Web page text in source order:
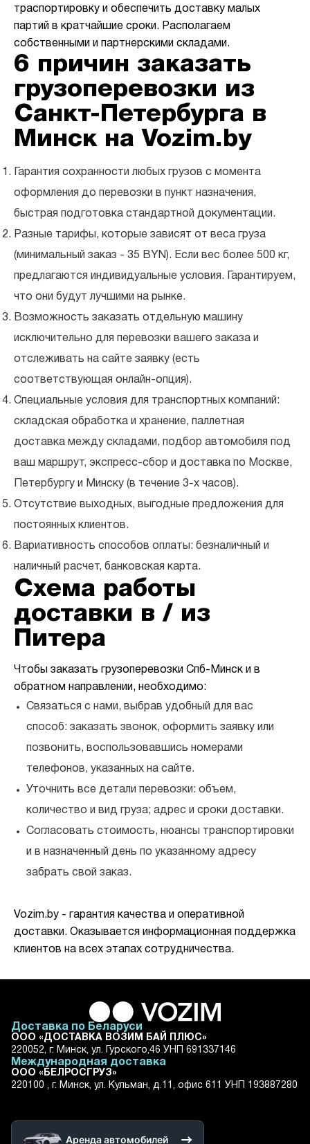
траспортировку и обеспечить доставку малых
партий в кратчайшие сроки. Располагаем
собственными и партнерскими складами.
6 причин заказать
грузоперевозки из
Санкт-Петербурга в
Минск на Vozim.by
Гарантия сохранности любых грузов с момента
оформления до перевозки в пункт назначения,
быстрая подготовка стандартной документации.
Разные тарифы, которые зависят от веса груза
(минимальный заказ - 35 BYN). Если вес более 500 кг,
предлагаются индивидуальные условия. Гарантируем,
что они будут лучшими на рынке.
Возможность заказать отдельную машину
исключительно для перевозки вашего заказа и
отслеживать на сайте заявку (есть
соответствующая онлайн-опция).
Специальные условия для транспортных компаний:
складская обработка и хранение, паллетная
доставка между складами, подбор автомобиля под
ваш маршрут, экспресс-сбор и доставка по Москве,
Петербургу и Минску (в течение 3-х часов).
Отсутствие выходных, выгодные предложения для
постоянных клиентов.
Вариативность способов оплаты: безналичный и
наличный расчет, банковская карта.
Схема работы
доставки в / из
Питера
Чтобы заказать грузоперевозки Спб-Минск и в
обратном направлении, необходимо:
Связаться с нами, выбрав удобный для вас
способ: заказать звонок, оформить заявку или
позвонить, воспользовавшись номерами
телефонов, указанных на сайте.
Уточнить все детали перевозки: объем,
количество и вид груза; адрес и сроки доставки.
Согласовать стоимость, нюансы транспортировки
и в назначенный день по указанному адресу
забрать свой заказ.
Vozim.by - гарантия качества и оперативной
доставки. Оказывается информационная поддержка
клиентов на всех этапах сотрудничества.
Доставка по Беларуси
ООО «ДОСТАВКА ВОЗИМ БАЙ ПЛЮС»
220052, г. Минск, ул. Гурского,46 УНП 691337146
Международная доставка
ООО «БЕЛРОСГРУЗ»
220100 , г. Минск, ул. Кульман, д.11, офис 611 УНП 193887280
Аренда автомобилей